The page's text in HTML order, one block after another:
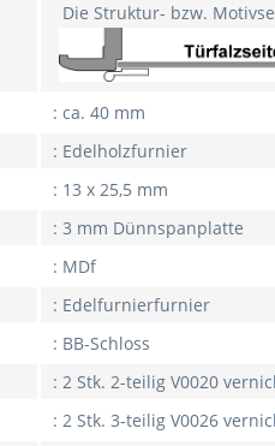
Die Struktur- bzw.
: ca. 40 mm
: Edelholzfurnier
: 13 x 25,5 mm
: 3 mm Dünnspanplatte
: MDf
: Edelfurnierfurnier
: BB-Schloss
: 2 Stk. 2-teilig V0020
: 2 Stk. 3-teilig V0026